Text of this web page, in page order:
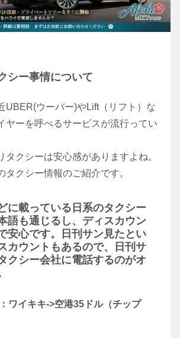
シー事情について
UBER(ウーバー)やLift（リフト）な
ヤーを呼べるサービスが流行ってい
タクシーは安心感がありますよね。
タクシー情報のご紹介です。
に載っている日系のタクシー
語も通じるし、ディスカウン
安心です。日刊サン見たとい
カウントもあるので、日刊サ
クシー会社に電話するのがオ
ワイキキ->空港35ドル（チップ